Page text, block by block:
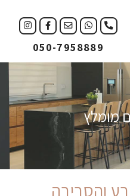
050-7958889
מומלץ
והסביבה